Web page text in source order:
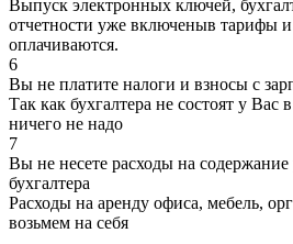
Выпуск электронных ключей,
отчетности уже включеныв тарифы и
оплачиваются.
6
Вы не платите налоги и взносы с
Так как бухгалтера не состоят у Вас
ничего не надо
7
Вы не несете расходы на содержание
бухгалтера
Расходы на аренду офиса, мебель,
возьмем на себя